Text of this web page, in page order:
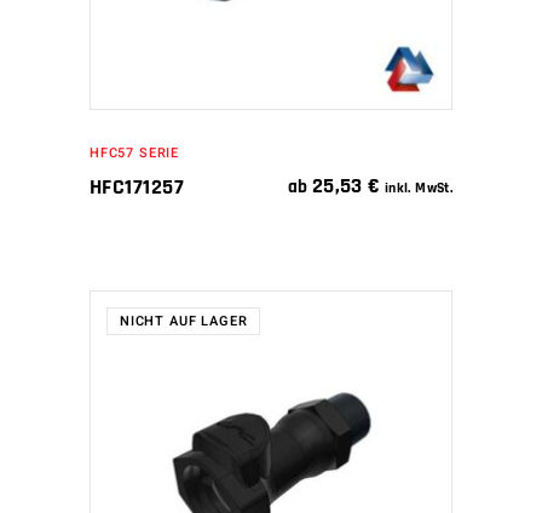
HFC57 SERIE
HFC171257 ab 25,53€ inkl. MwSt.
NICHT AUF LAGER
WEITERLESEN